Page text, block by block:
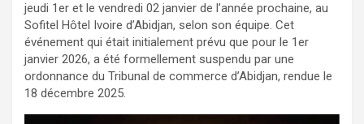
jeudi 1er et le vendredi 02 janvier de l’année prochaine, au
Sofitel Hôtel Ivoire d’Abidjan, selon son équipe. Cet
événement qui était initialement prévu que pour le 1er
janvier 2026, a été formellement suspendu par une
ordonnance du Tribunal de commerce d’Abidjan, rendue le
18 décembre 2025.